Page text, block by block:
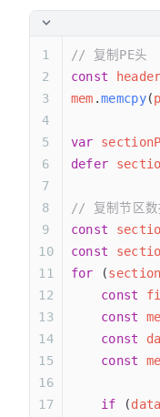
// 复制PE头
const
mem .memcpy(
var
defer
// 复制节区数
const
const
for (
    const
    const
    const
    const
    if
(